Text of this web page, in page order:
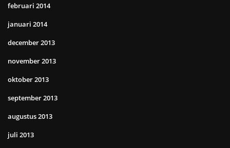
februari 2014
januari 2014
december 2013
november 2013
oktober 2013
september 2013
augustus 2013
juli 2013